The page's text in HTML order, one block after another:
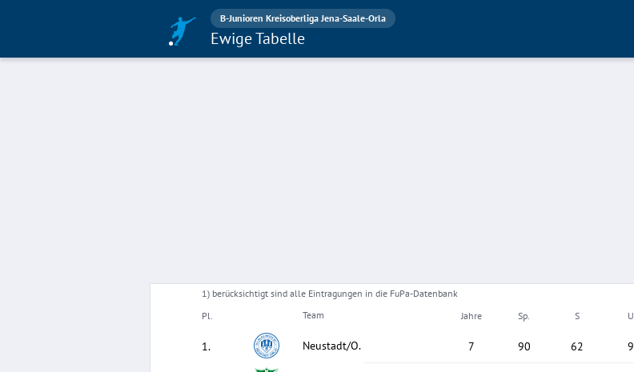
B-Junioren Kreisoberliga Jena-Saale-Orla
Ewige Tabelle
1) berücksichtigt sind alle Eintragungen in die FuPa-Datenbank
Pl.
Team Jahre Sp. S U
1. Neustadt/O. 7 90 62 9